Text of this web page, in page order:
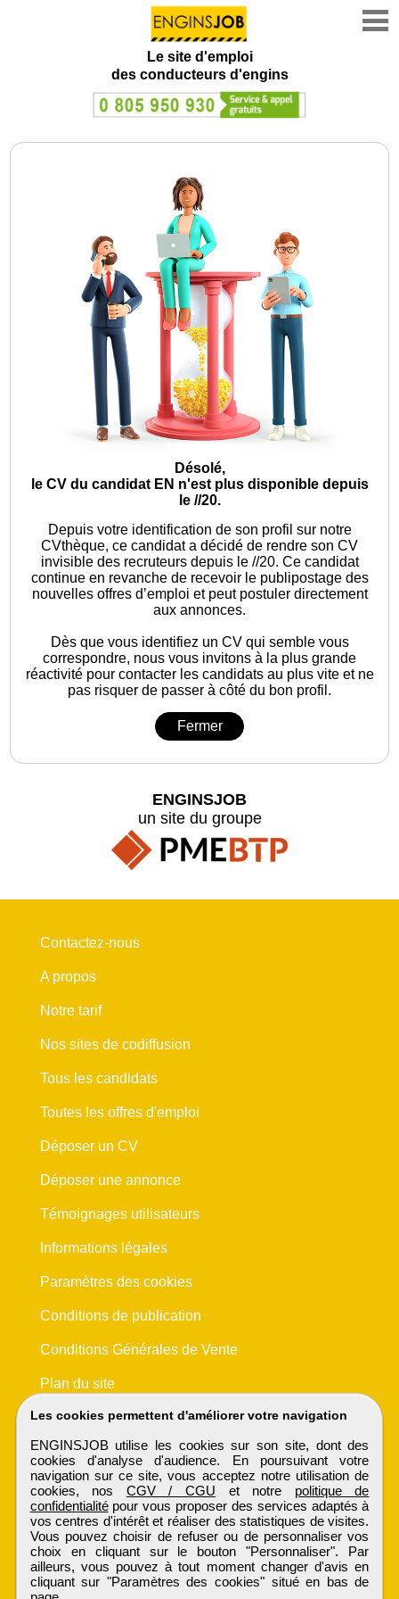
Le site d'emploi
des conducteurs d'engins
Désolé,
le CV du candidat EN n'est plus disponible depuis
le //20.
Depuis votre identification de son profil sur notre
CVthèque, ce candidat a décidé de rendre son CV
invisible des recruteurs depuis le //20. Ce candidat
continue en revanche de recevoir le publipostage des
nouvelles offres d’emploi et peut postuler directement
aux annonces.
Dès que vous identifiez un CV qui semble vous
correspondre, nous vous invitons à la plus grande
réactivité pour contacter les candidats au plus vite et ne
pas risquer de passer à côté du bon profil.
Fermer
Les cookies permettent d'améliorer votre navigation
ENGINSJOB utilise les cookies sur son site, dont des
cookies d'analyse d'audience. En poursuivant votre
navigation sur ce site, vous acceptez notre utilisation de
cookies, nos CGV / CGU et notre politique de
confidentialitépour vous proposer des services adaptés à
vos centres d'intérêt et réaliser des statistiques de visites.
Vous pouvez choisir de refuser ou de personnaliser vos
choix en cliquant sur le bouton "Personnaliser". Par
ailleurs, vous pouvez à tout moment changer d'avis en
cliquant sur "Paramètres des cookies" situé en bas de
ENGINSJOB
un site du groupe
Contactez-nous
A propos
Notre tarif
Nos sites de codiffusion
Tous les candidats
Toutes les offres d'emploi
Déposer un CV
Déposer une annonce
Témoignages utilisateurs
Informations légales
Paramètres des cookies
Conditions de publication
Conditions Générales de Vente
Plan du site